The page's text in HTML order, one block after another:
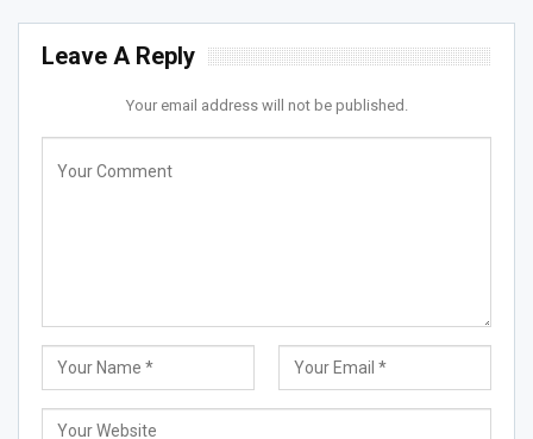
Leave A Reply
Your email address will not be published.